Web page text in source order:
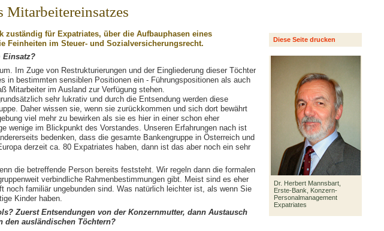
Mitarbeitereinsatzes
zuständig für Expatriates, über die Aufbauphasen eines
Feinheiten im Steuer- und Sozialversicherungsrecht.
Einsatz?
Im Zuge von Restrukturierungen und der Eingliederung dieser Töchter
in bestimmten sensiblen Positionen ein - Führungspositionen als auch
Mitarbeiter im Ausland zur Verfügung stehen.
sehr lukrativ und durch die Entsendung werden diese
Daher wissen sie, wenn sie zurückkommen und sich dort bewährt
viel mehr zu bewirken als sie es hier in einer schon eher
wenige im Blickpunkt des Vorstandes. Unseren Erfahrungen nach ist
bedenken, dass die gesamte Bankengruppe in Österreich und
derzeit ca. 80 Expatriates haben, dann ist das aber noch ein sehr
die betreffende Person bereits feststeht. Wir regeln dann die formalen
verbindliche Rahmenbestimmungen gibt. Meist sind es eher
familiär ungebunden sind. Was natürlich leichter ist, als wenn Sie
Kinder haben.
Zuerst Entsendungen von der Konzernmutter, dann Austausch
den ausländischen Töchtern?
Diese Seite drucken
Dr. Herbert Mannsbart,
Erste-Bank, Konzern-
Personalmanagement
Expatriates